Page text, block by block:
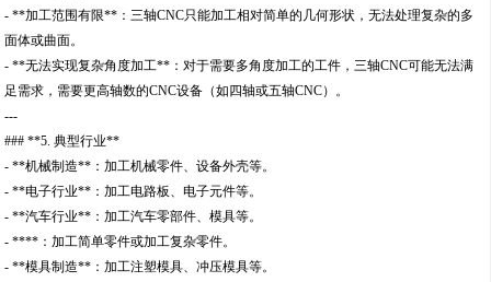
- **加工范围有限**：三轴CNC只能加工相对简单的几何形状，无法处理复杂的多
面体或曲面。
- **无法实现复杂角度加工**：对于需要多角度加工的工件，三轴CNC可能无法满
足需求，需要更高轴数的CNC设备（如四轴或五轴CNC）。
---
### **5. 典型行业**
- **机械制造**：加工机械零件、设备外壳等。
- **电子行业**：加工电路板、电子元件等。
- **汽车行业**：加工汽车零部件、模具等。
- ****：加工简单零件或加工复杂零件。
- **模具制造**：加工注塑模具、冲压模具等。